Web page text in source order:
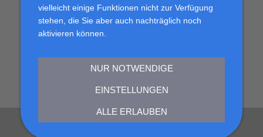
DATENSCHUTZ
vielleicht einige Funktionen nicht zur Verfügung
stehen, die Sie aber auch nachträglich noch
aktivieren können.
NUR NOTWENDIGE
EINSTELLUNGEN
ALLE ERLAUBEN